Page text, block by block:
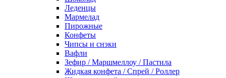
Леденцы
Мармелад
Пирожные
Конфеты
Чипсы и снэки
Вафли
Зефир / Маршмеллоу / Пастила
Жидкая конфета / Спрей / Роллер